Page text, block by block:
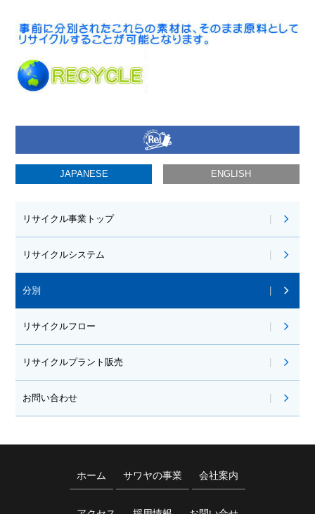
JAPANESE ENGLISH
リサイクル事業トップ
リサイクルシステム
分別
リサイクルフロー
リサイクルプラント販売
お問い合わせ
ホーム サワヤの事業 会社案内